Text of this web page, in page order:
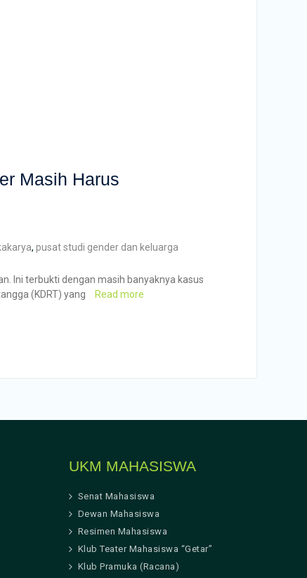
Masih Harus
, pusat studi gender dan keluarga
Ini terbukti dengan masih banyaknya kasus
(KDRT) yang
Read more
UKM MAHASISWA
Senat Mahasiswa
Dewan Mahasiswa
Resimen Mahasiswa
Klub Teater Mahasiswa “Getar”
Klub Pramuka (Racana)